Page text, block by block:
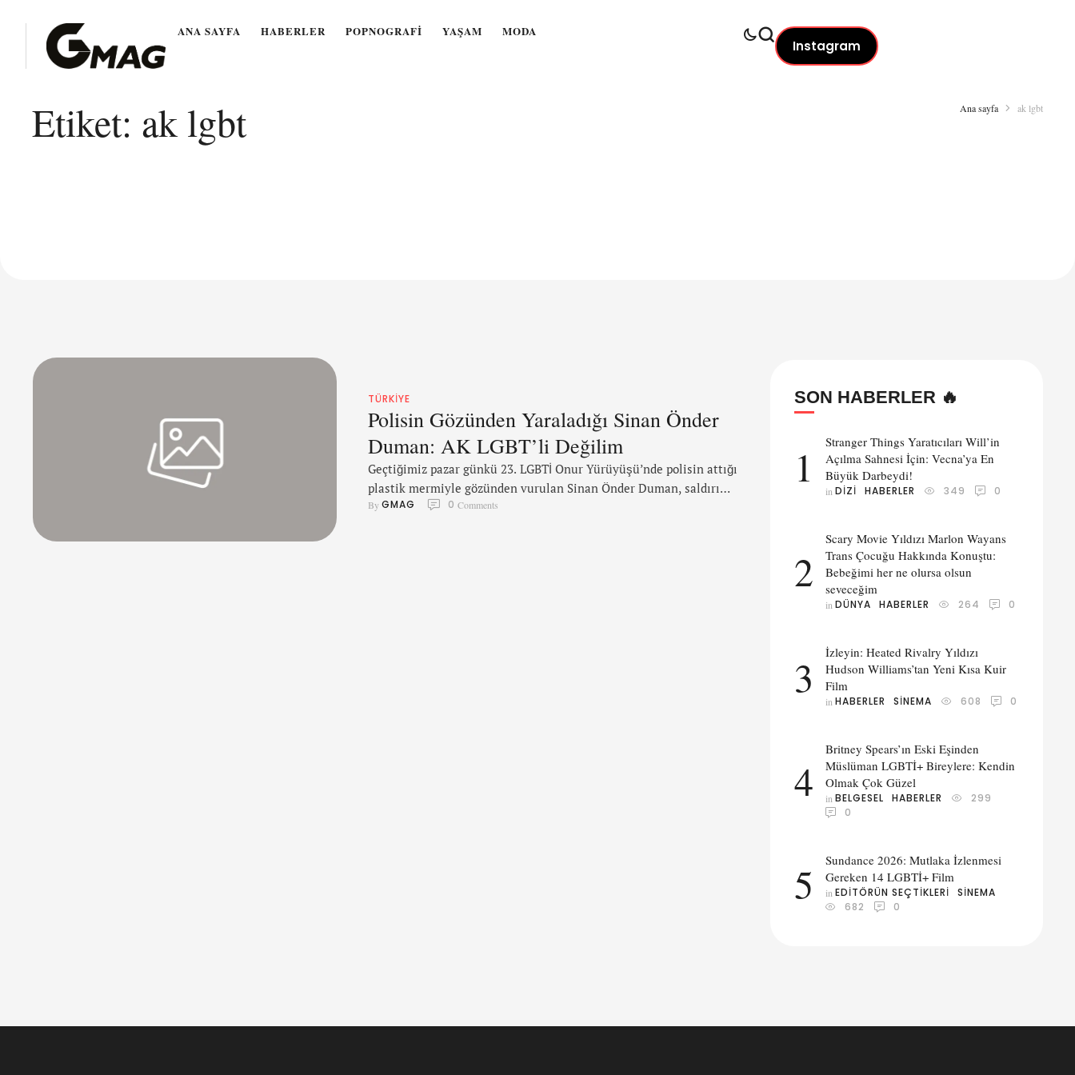
ANA SAYFA HABERLER POPNOGRAFI YAŞAM MODA
Instagram
Etiket: ak lgbt Ana sayfa ak lgbt
TÜRKIYE
Polisin Gözünden Yaraladığı Sinan Önder
Duman: AK LGBT’li Değilim
Geçtiğimiz pazar günkü 23. LGBTİ Onur Yürüyüşü’nde polisin attığı
plastik mermiyle gözünden vurulan Sinan Önder Duman, saldırı
anını KaosGL’den Yıldız Tar’a anlattı. Duman, basında AKP’li
By GMAG 0 Comments
SON HABERLER 🔥
1
Stranger Things Yaratıcıları Will’in
Açılma Sahnesi İçin: Vecna’ya En
Büyük Darbeydi!
in DIZI HABERLER 349 0
2
Scary Movie Yıldızı Marlon Wayans
Trans Çocuğu Hakkında Konuştu:
Bebeğimi her ne olursa olsun
seveceğim
in DÜNYA HABERLER 264 0
3
İzleyin: Heated Rivalry Yıldızı
Hudson Williams’tan Yeni Kısa Kuir
Film
in HABERLER SINEMA 608 0
4
Britney Spears’ın Eski Eşinden
Müslüman LGBTİ+ Bireylere: Kendin
Olmak Çok Güzel
in BELGESEL HABERLER
299
0
5
Sundance 2026: Mutlaka İzlenmesi
Gereken 14 LGBTİ+ Film
in EDITÖRÜN SEÇTIKLERI
SINEMA
682
0